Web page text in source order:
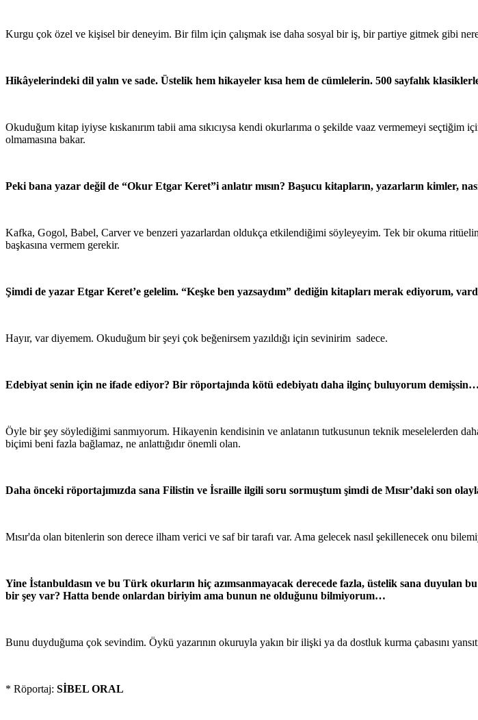
Kurgu çok özel ve kişisel bir deneyim. Bir film için çalışmak ise daha sosyal bir iş, bir partiye gitmek gibi
Hikâyelerindeki dil yalın ve sade. Üstelik hem hikayeler kısa hem de cümlelerin. 500 sayfalık
Okuduğum kitap iyiyse kıskanırım tabii ama sıkıcıysa kendi okurlarıma o şekilde vaaz vermemeyi
olmamasına bakar.
Peki bana yazar değil de “Okur Etgar Keret”i anlatır mısın? Başucu kitapların, yazarların kimler,
Kafka, Gogol, Babel, Carver ve benzeri yazarlardan oldukça etkilendiğimi söyleyeyim. Tek bir okuma
başkasına vermem gerekir.
Şimdi de yazar Etgar Keret’e gelelim. “Keşke ben yazsaydım” dediğin kitapları merak ediyorum,
Hayır, var diyemem. Okuduğum bir şeyi çok beğenirsem yazıldığı için sevinirim sadece.
Edebiyat senin için ne ifade ediyor? Bir röportajında kötü edebiyatı daha ilginç buluyorum demişsin…
Öyle bir şey söylediğimi sanmıyorum. Hikayenin kendisinin ve anlatanın tutkusunun teknik meselelerden
biçimi beni fazla bağlamaz, ne anlattığıdır önemli olan.
Daha önceki röportajımızda sana Filistin ve İsraille ilgili soru sormuştum şimdi de Mısır’daki son
Mısır'da olan bitenlerin son derece ilham verici ve saf bir tarafı var. Ama gelecek nasıl şekillenecek onu
Yine İstanbuldasın ve bu Türk okurların hiç azımsanmayacak derecede fazla, üstelik sana duyulan
bir şey var? Hatta bende onlardan biriyim ama bunun ne olduğunu bilmiyorum…
Bunu duyduğuma çok sevindim. Öykü yazarının okuruyla yakın bir ilişki ya da dostluk kurma çabasını
* Röportaj: SİBEL ORAL